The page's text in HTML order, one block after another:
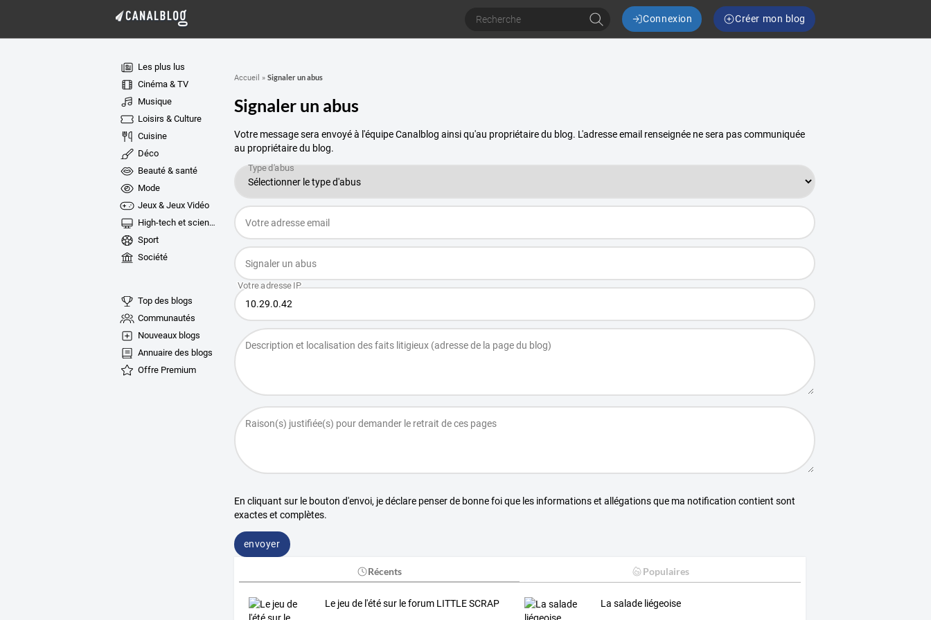
Connexion Créer mon blog
Les plus lus
Cinéma & TV
Musique
Loisirs & Culture
Cuisine
Déco
Beauté & santé
Mode
Jeux & Jeux Vidéo
High-tech et sciences
Sport
Société
Top des blogs
Communautés
Nouveaux blogs
Annuaire des blogs
Offre Premium
Accueil » Signaler un abus
Signaler un abus
Votre message sera envoyé à l'équipe Canalblog ainsi qu'au propriétaire du blog. L'adresse email renseignée ne sera pas communiquée
au propriétaire du blog.
En cliquant sur le bouton d'envoi, je déclare penser de bonne foi que les informations et allégations que ma notification contient sont
exactes et complètes.
envoyer
Récents Populaires
Le jeu de l'été sur le forum LITTLE SCRAP La salade liégeoise